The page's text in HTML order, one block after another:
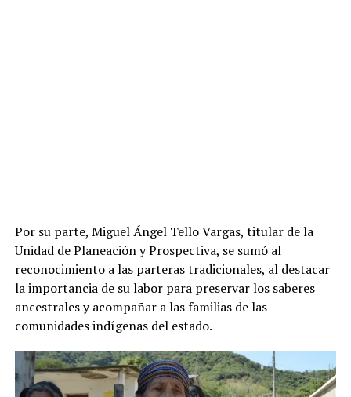
Por su parte, Miguel Ángel Tello Vargas, titular de la
Unidad de Planeación y Prospectiva, se sumó al
reconocimiento a las parteras tradicionales, al destacar
la importancia de su labor para preservar los saberes
ancestrales y acompañar a las familias de las
comunidades indígenas del estado.